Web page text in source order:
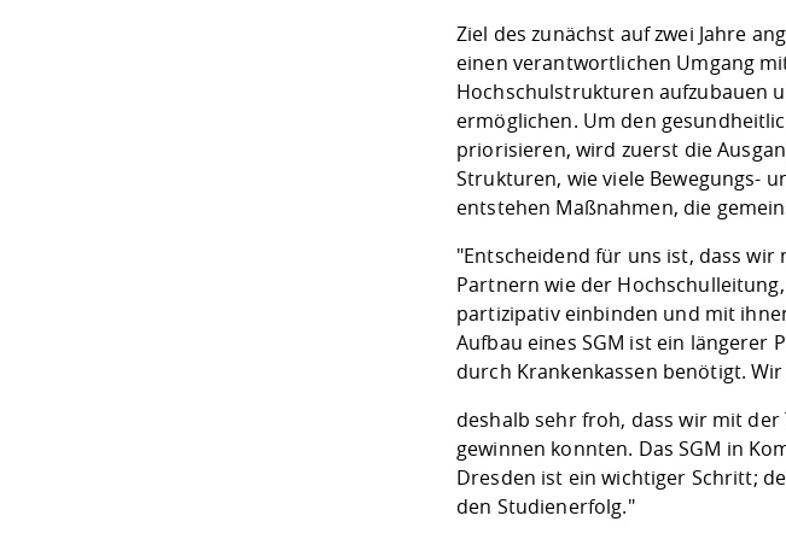
Ziel des zunächst auf zwei Jahre
einen verantwortlichen Umgang
Hochschulstrukturen aufzubauen
ermöglichen. Um den
priorisieren, wird zuerst die
Strukturen, wie viele Bewegungs-
entstehen Maßnahmen, die
"Entscheidend für uns ist, dass
Partnern wie der
partizipativ einbinden und mit
Aufbau eines SGM ist ein längerer
durch Krankenkassen benötigt.
deshalb sehr froh, dass wir mit
gewinnen konnten. Das SGM in
Dresden ist ein wichtiger Schritt;
den Studienerfolg."